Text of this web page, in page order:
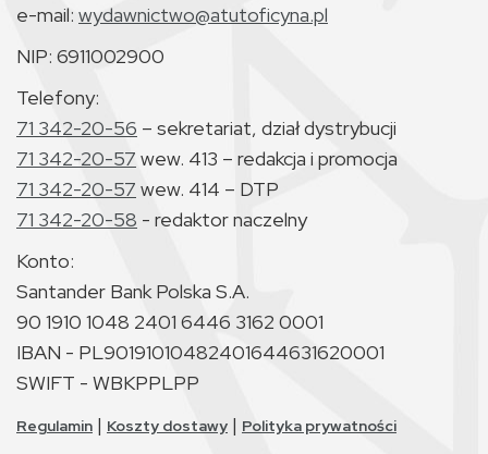
e-mail: wydawnictwo@atutoficyna.pl
NIP: 6911002900
Telefony:
71 342-20-56 – sekretariat, dział dystrybucji
71 342-20-57 wew. 413 – redakcja i promocja
71 342-20-57 wew. 414 – DTP
71 342-20-58 - redaktor naczelny
Konto:
Santander Bank Polska S.A.
90 1910 1048 2401 6446 3162 0001
IBAN - PL90191010482401644631620001
SWIFT - WBKPPLPP
Regulamin | Koszty dostawy | Polityka prywatności